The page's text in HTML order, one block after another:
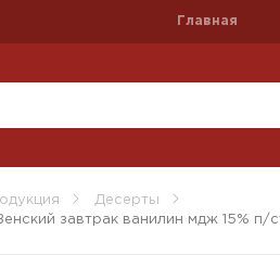
Главная
Десерты
завтрак ванилин мдж 15% п/